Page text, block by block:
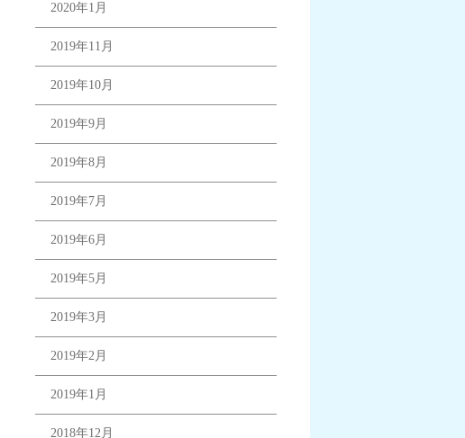
2020年1月
2019年11月
2019年10月
2019年9月
2019年8月
2019年7月
2019年6月
2019年5月
2019年3月
2019年2月
2019年1月
2018年12月